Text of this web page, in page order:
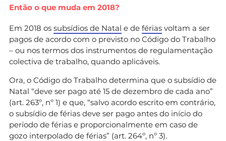
Então o que muda em 2018?
Em 2018 os subsídios de Natal e de férias voltam a ser
pagos de acordo com o previsto no Código do Trabalho
– ou nos termos dos instrumentos de regulamentação
colectiva de trabalho, quando aplicáveis.
Ora, o Código do Trabalho determina que o subsídio de
Natal “deve ser pago até 15 de dezembro de cada ano”
(art. 263º, nº 1) e que, “salvo acordo escrito em contrário,
o subsídio de férias deve ser pago antes do início do
período de férias e proporcionalmente em caso de
gozo interpolado de férias” (art. 264º, nº 3).